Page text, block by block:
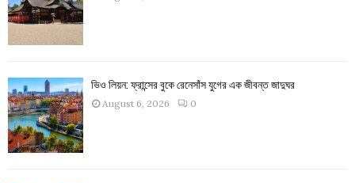
ভিও লিয়ন: ফ্রান্সের বুকে রেনেসাঁস যুগের এক জীবন্ত জাদুঘর
August 6, 2026 0